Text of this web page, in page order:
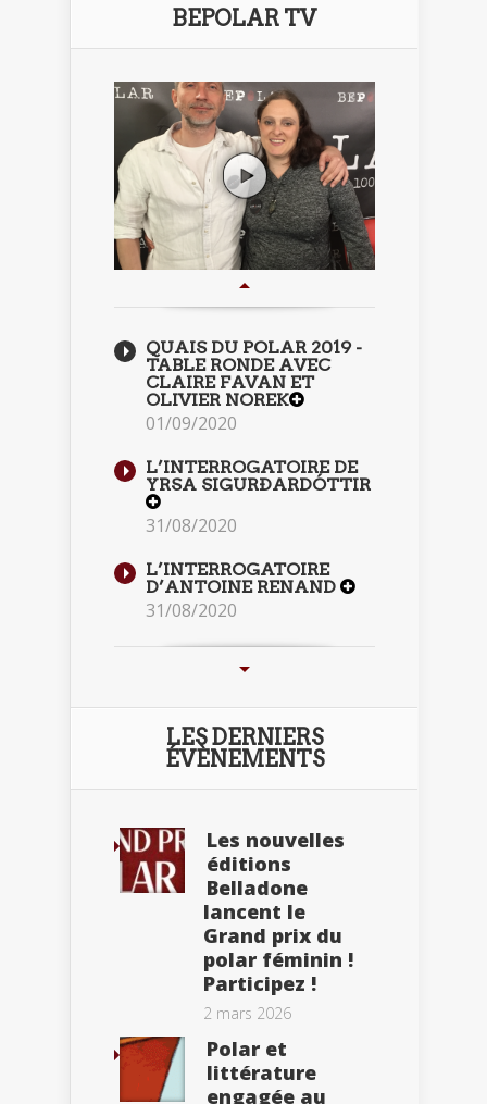
BEPOLAR TV
QUAIS DU POLAR 2019 -
TABLE RONDE AVEC
CLAIRE FAVAN ET
OLIVIER NOREK
01/09/2020
L’INTERROGATOIRE DE
YRSA SIGURÐARDÓTTIR
31/08/2020
L’INTERROGATOIRE
D’ANTOINE RENAND
31/08/2020
LES DERNIERS
ÉVÈNEMENTS
Les nouvelles
éditions
Belladone
lancent le
Grand prix du
polar féminin !
Participez !
2 mars 2026
Polar et
littérature
engagée au